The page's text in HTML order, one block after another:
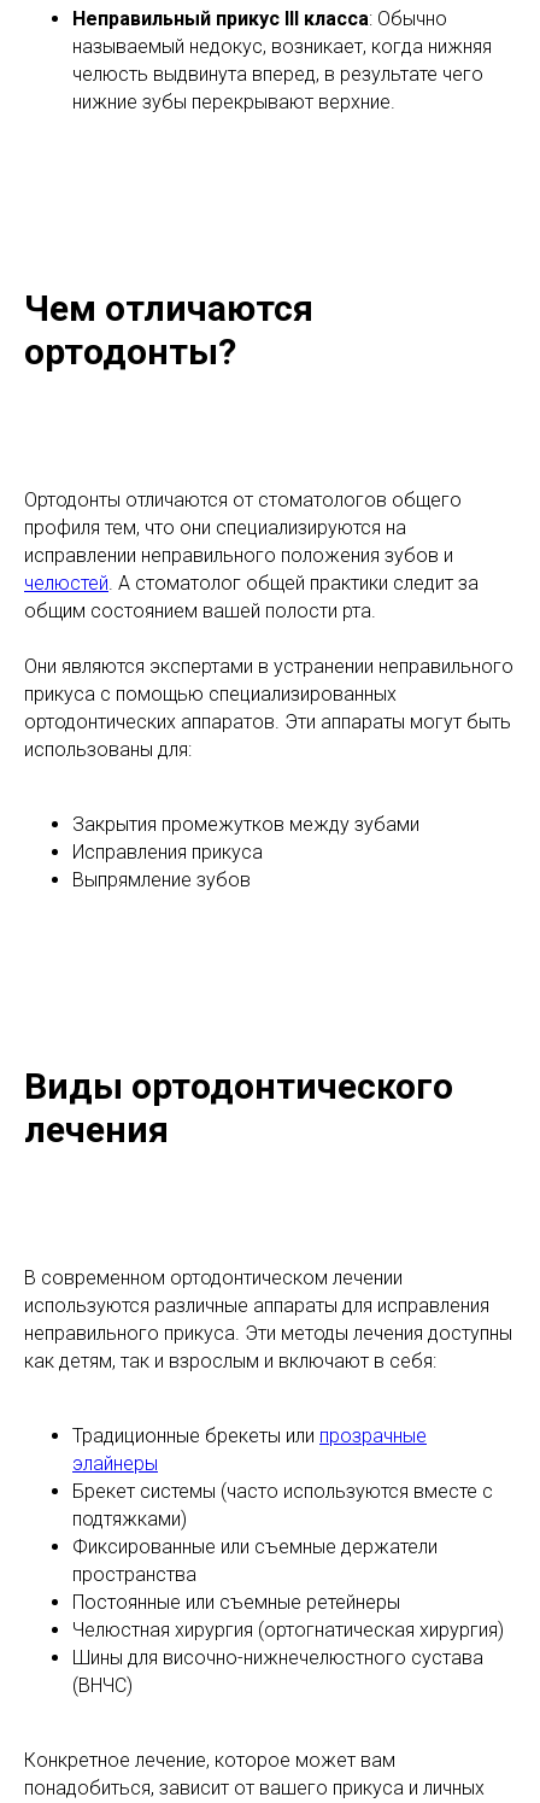
Неправильный прикус III класса: Обычно
называемый недокус, возникает, когда нижняя
челюсть выдвинута вперед, в результате чего
нижние зубы перекрывают верхние.
Чем отличаются
ортодонты?
Ортодонты отличаются от стоматологов общего
профиля тем, что они специализируются на
исправлении неправильного положения зубов и
челюстей. А стоматолог общей практики следит за
общим состоянием вашей полости рта.
Они являются экспертами в устранении неправильного
прикуса с помощью специализированных
ортодонтических аппаратов. Эти аппараты могут быть
использованы для:
Закрытия промежутков между зубами
Исправления прикуса
Выпрямление зубов
Виды ортодонтического
лечения
В современном ортодонтическом лечении
используются различные аппараты для исправления
неправильного прикуса. Эти методы лечения доступны
как детям, так и взрослым и включают в себя:
Традиционные брекеты или прозрачные
элайнеры
Брекет системы (часто используются вместе с
подтяжками)
Фиксированные или съемные держатели
пространства
Постоянные или съемные ретейнеры
Челюстная хирургия (ортогнатическая хирургия)
Шины для височно-нижнечелюстного сустава
(ВНЧС)
Конкретное лечение, которое может вам
понадобиться, зависит от вашего прикуса и личных